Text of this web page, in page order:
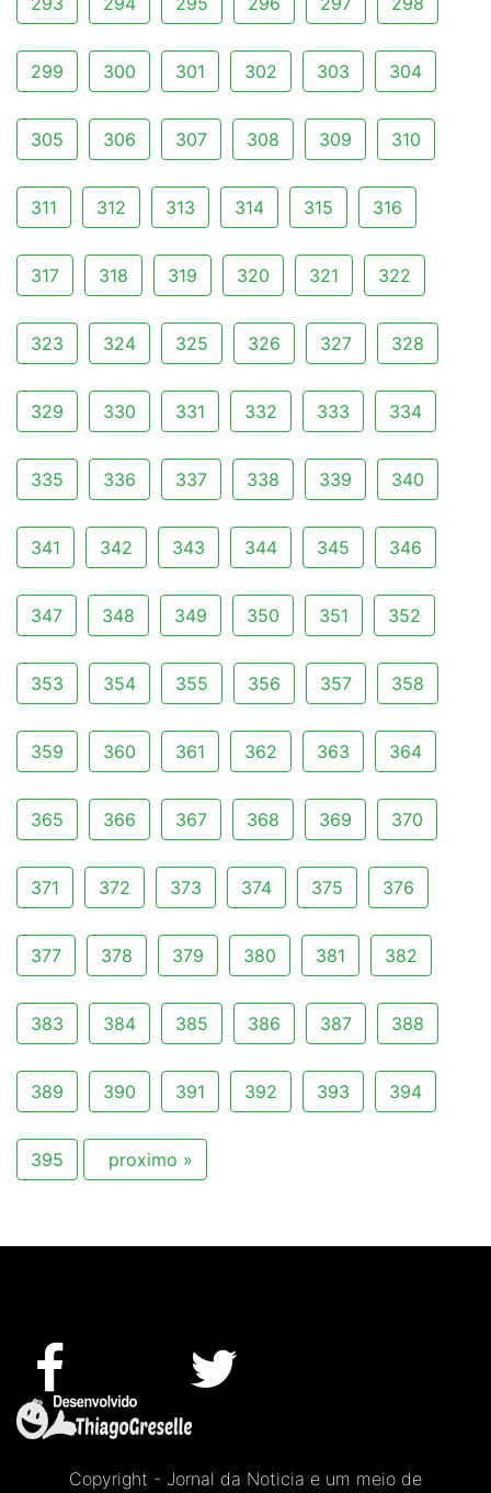
299 300 301 302 303 304
305 306 307 308 309 310
311 312 313 314 315 316
317 318 319 320 321 322
323 324 325 326 327 328
329 330 331 332 333 334
335 336 337 338 339 340
341 342 343 344 345 346
347 348 349 350 351 352
353 354 355 356 357 358
359 360 361 362 363 364
365 366 367 368 369 370
371 372 373 374 375 376
377 378 379 380 381 382
383 384 385 386 387 388
389 390 391 392 393 394
395 proximo »
Copyright - Jornal da Noticia e um meio de